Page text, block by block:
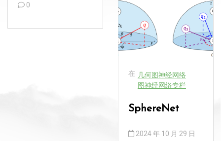
0
在 几何图神经网络
图神经网络专栏
SphereNet
2024 年 10 月 29 日